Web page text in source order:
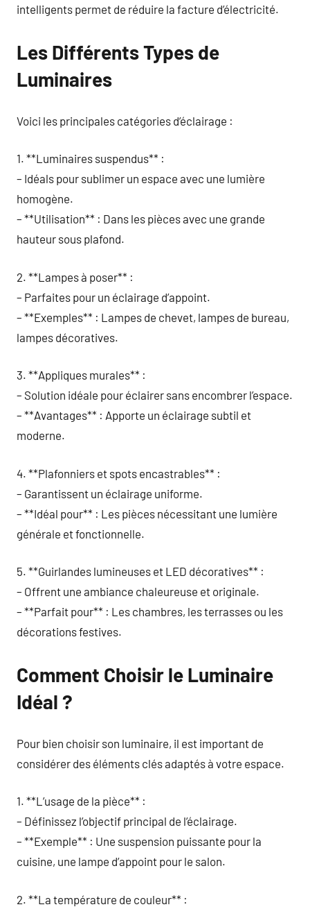
intelligents permet de réduire la facture d’électricité.
Les Différents Types de
Luminaires
Voici les principales catégories d’éclairage :
1. **Luminaires suspendus** :
– Idéals pour sublimer un espace avec une lumière
homogène.
– **Utilisation** : Dans les pièces avec une grande
hauteur sous plafond.
2. **Lampes à poser** :
– Parfaites pour un éclairage d’appoint.
– **Exemples** : Lampes de chevet, lampes de bureau,
lampes décoratives.
3. **Appliques murales** :
– Solution idéale pour éclairer sans encombrer l’espace.
– **Avantages** : Apporte un éclairage subtil et
moderne.
4. **Plafonniers et spots encastrables** :
– Garantissent un éclairage uniforme.
– **Idéal pour** : Les pièces nécessitant une lumière
générale et fonctionnelle.
5. **Guirlandes lumineuses et LED décoratives** :
– Offrent une ambiance chaleureuse et originale.
– **Parfait pour** : Les chambres, les terrasses ou les
décorations festives.
Comment Choisir le Luminaire
Idéal ?
Pour bien choisir son luminaire, il est important de
considérer des éléments clés adaptés à votre espace.
1. **L’usage de la pièce** :
– Définissez l’objectif principal de l’éclairage.
– **Exemple** : Une suspension puissante pour la
cuisine, une lampe d’appoint pour le salon.
2. **La température de couleur** :